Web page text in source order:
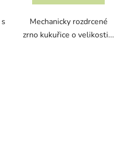
Mechanicky rozdrcené
zrno kukuřice o velikosti...